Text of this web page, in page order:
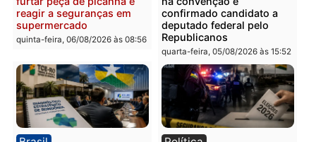
Homem é preso com
drogas durante ação da
PM no Castanheira
quinta-feira, 06/08/2026 às 09:02
Polícia Civil prende dois
homens por tortura,
tráfico e posse de arma
Itapuã
quinta-feira, 06/08/2026 às